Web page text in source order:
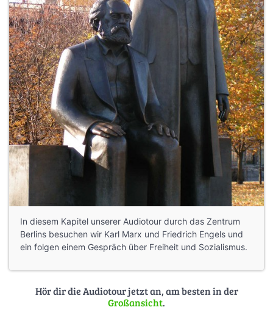
In diesem Kapitel unserer Audiotour durch das Zentrum
Berlins besuchen wir Karl Marx und Friedrich Engels und
ein folgen einem Gespräch über Freiheit und Sozialismus.
Hör dir die Audiotour jetzt an, am besten in der
Großansicht.